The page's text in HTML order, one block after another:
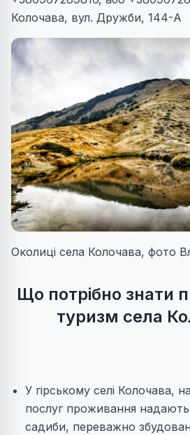
Колочава, вул. Дружби, 144-А
Околиці села Колочава, фото
Що потрібно знати
туризм села
У гірському селі Колочава,
послуг проживання надають
садиби, переважно